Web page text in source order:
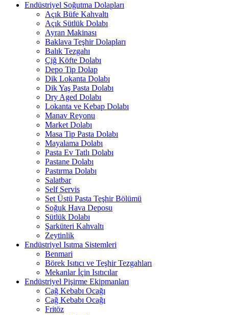
Endüstriyel Soğutma Dolapları
Açık Büfe Kahvaltı
Açık Sütlük Dolabı
Ayran Makinası
Baklava Teşhir Dolapları
Balık Tezgahı
Çiğ Köfte Dolabı
Depo Tip Dolap
Dik Lokanta Dolabı
Dik Yaş Pasta Dolabı
Dry Aged Dolabı
Lokanta ve Kebap Dolabı
Manav Reyonu
Market Dolabı
Masa Tip Pasta Dolabı
Mayalama Dolabı
Pasta Ev Tatlı Dolabı
Pastane Dolabı
Pastırma Dolabı
Salatbar
Self Servis
Set Üstü Pasta Teşhir Bölümü
Soğuk Hava Deposu
Sütlük Dolabı
Şarküteri Kahvaltı
Zeytinlik
Endüstriyel Isıtma Sistemleri
Benmari
Börek Isıtıcı ve Teşhir Tezgahları
Mekanlar İçin Isıtıcılar
Endüstriyel Pişirme Ekipmanları
Cağ Kebabı Ocağı
Cağ Kebabı Ocağı
Fritöz